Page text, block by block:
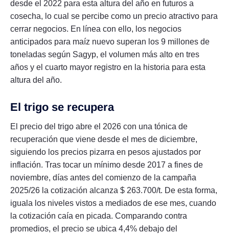
desde el 2022 para esta altura del año en futuros a
cosecha, lo cual se percibe como un precio atractivo para
cerrar negocios. En línea con ello, los negocios
anticipados para maíz nuevo superan los 9 millones de
toneladas según Sagyp, el volumen más alto en tres
años y el cuarto mayor registro en la historia para esta
altura del año.
El trigo se recupera
El precio del trigo abre el 2026 con una tónica de
recuperación que viene desde el mes de diciembre,
siguiendo los precios pizarra en pesos ajustados por
inflación. Tras tocar un mínimo desde 2017 a fines de
noviembre, días antes del comienzo de la campaña
2025/26 la cotización alcanza $ 263.700/t. De esta forma,
iguala los niveles vistos a mediados de ese mes, cuando
la cotización caía en picada. Comparando contra
promedios, el precio se ubica 4,4% debajo del